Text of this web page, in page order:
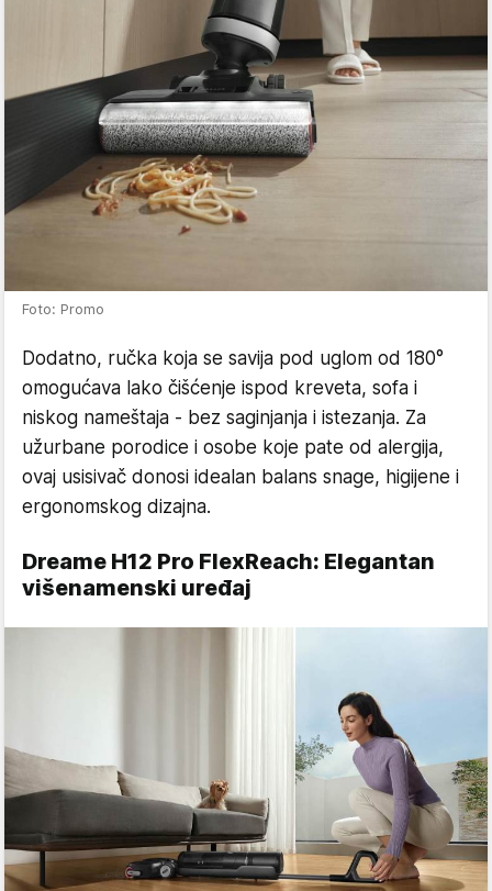
Foto: Promo
Dodatno, ručka koja se savija pod uglom od 180°
omogućava lako čišćenje ispod kreveta, sofa i
niskog nameštaja - bez saginjanja i istezanja. Za
užurbane porodice i osobe koje pate od alergija,
ovaj usisivač donosi idealan balans snage, higijene i
ergonomskog dizajna.
Dreame H12 Pro FlexReach: Elegantan
višenamenski uređaj